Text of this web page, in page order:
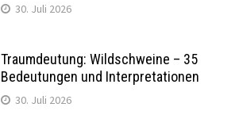
30. Juli 2026
Traumdeutung: Wildschweine – 35
Bedeutungen und Interpretationen
30. Juli 2026